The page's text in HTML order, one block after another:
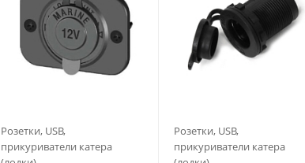
Розетки, USB,
прикуриватели катера
Розетки, USB,
прикуриватели катера